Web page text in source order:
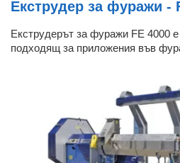
Екструдер за фуражи -
Екструдерът за фуражи FE 4000
подходящ за приложения във